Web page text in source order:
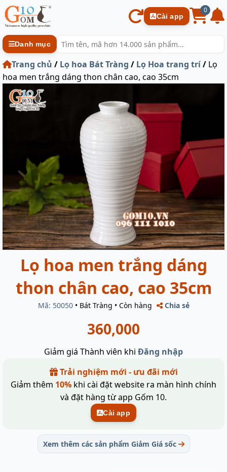
Cài app
0
Danh mục
Trang chủ / Lọ hoa Bát Tràng / Lọ Hoa trang trí/ Lọ
hoa men trắng dáng thon chân cao, cao 35cm
Lọ hoa men trắng dáng
thon chân cao, cao 35cm
Mã: 50050 • Bát Tràng • Còn hàng Chia sẻ
360,000
Giảm giá Thành viên khi Đăng nhập
Trải nghiệm mới - ưu đãi mới
Giảm thêm 10% khi cài đặt website ra màn hình chính
và đặt hàng từ app Gốm 10.
Cài app
Xem thêm các sản phẩm Giảm Giá sốc